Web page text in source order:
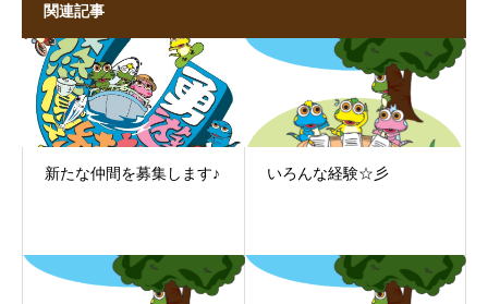
関連記事
新たな仲間を募集します♪ いろんな経験☆彡